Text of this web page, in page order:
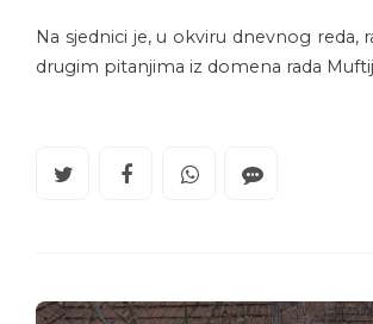
Na sjednici je, u okviru dnevnog reda,
drugim pitanjima iz domena rada